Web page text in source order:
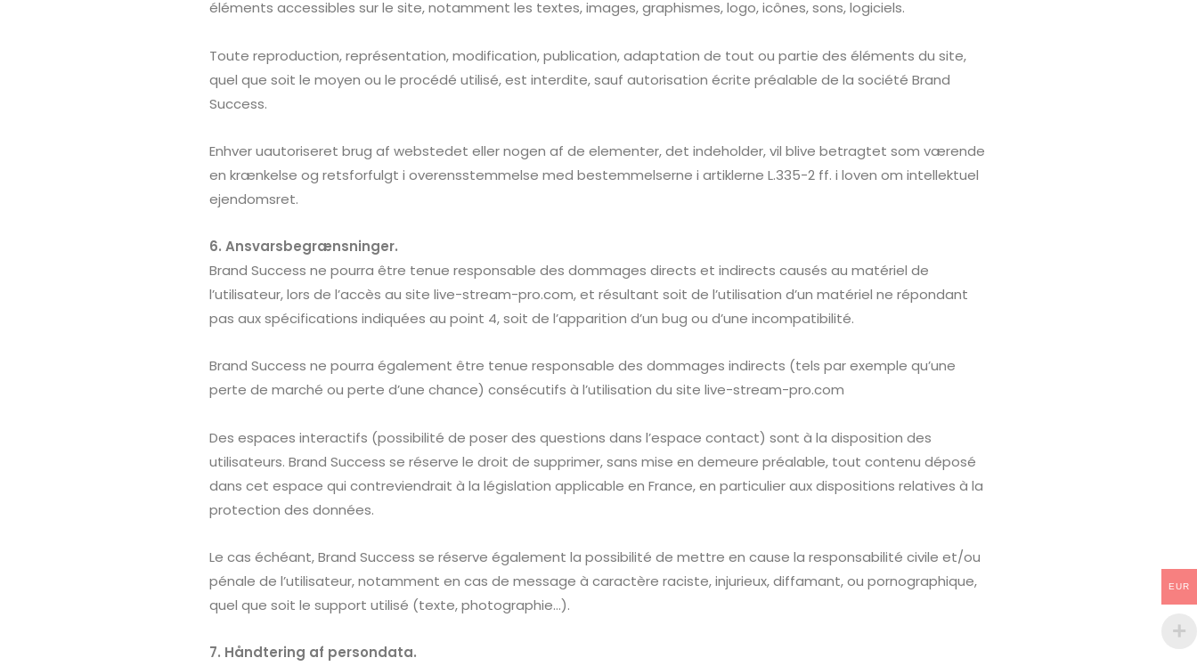
éléments accessibles sur le site, notamment les textes, images, graphismes, logo, icônes, sons, logiciels.
Toute reproduction, représentation, modification, publication, adaptation de tout ou partie des éléments du site,
quel que soit le moyen ou le procédé utilisé, est interdite, sauf autorisation écrite préalable de la sociétéBrand
Success.
Enhver uautoriseret brug af webstedet eller nogen af de elementer, det indeholder, vil blive betragtet som værende
en krænkelse og retsforfulgt i overensstemmelse med bestemmelserne i artiklerne L.335-2 ff. i loven om intellektuel
ejendomsret.
6. Ansvarsbegrænsninger.
Brand Success ne pourra être tenue responsable des dommages directs et indirects causés au matériel de
l’utilisateur, lors de l’accès au site live-stream-pro.com, et résultant soit de l’utilisation d’un matériel ne répondant
pas aux spécifications indiquées au point 4, soit de l’apparition d’un bug ou d’une incompatibilité.
Brand Success ne pourra également être tenue responsable des dommages indirects (tels par exemple qu’une
perte de marché ou perte d’une chance) consécutifs à l’utilisation du sitelive-stream-pro.com
Des espaces interactifs (possibilité de poser des questions dans l’espace contact) sont à la disposition des
utilisateurs.Brand Success se réserve le droit de supprimer, sans mise en demeure préalable, tout contenu déposé
dans cet espace qui contreviendrait à la législation applicable en France, en particulier aux dispositions relatives à la
protection des données.
Le cas échéant,Brand Successse réserve également la possibilité de mettre en cause la responsabilité civile et/ou
pénale de l’utilisateur, notamment en cas de message à caractère raciste, injurieux, diffamant, ou pornographique,
quel que soit le support utilisé (texte, photographie…).
7. Håndtering af persondata.
EUR